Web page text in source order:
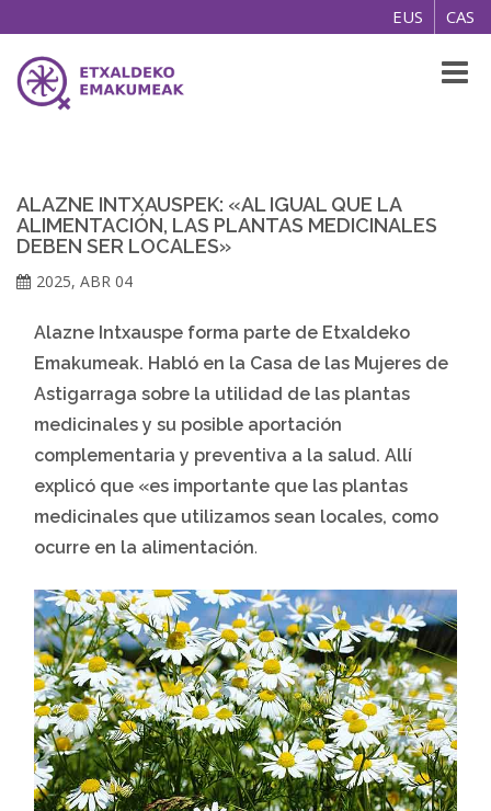
EUS CAS
ALAZNE INTXAUSPEK: «AL IGUAL QUE LA
ALIMENTACIÓN, LAS PLANTAS MEDICINALES
DEBEN SER LOCALES»
2025, ABR 04
Alazne Intxauspe forma parte de Etxaldeko
Emakumeak. Habló en la Casa de las Mujeres de
Astigarraga sobre la utilidad de las plantas
medicinales y su posible aportación
complementaria y preventiva a la salud. Allí
explicó que «es importante que las plantas
medicinales que utilizamos sean locales, como
ocurre en la alimentación.